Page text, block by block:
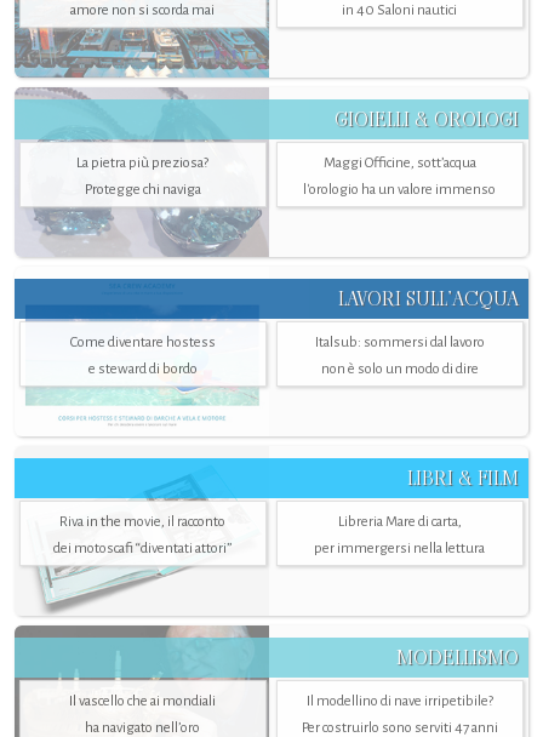
amore non si scorda mai
in 40 Saloni nautici
GIOIELLI & OROLOGI
La pietra più preziosa?
Protegge chi naviga
Maggi Officine, sott’acqua
l'orologio ha un valore immenso
LAVORI SULL’ACQUA
Come diventare hostess
e steward di bordo
Italsub: sommersi dal lavoro
non è solo un modo di dire
LIBRI & FILM
Riva in the movie, il racconto
dei motoscafi “diventati attori”
Libreria Mare di carta,
per immergersi nella lettura
MODELLISMO
Il vascello che ai mondiali
ha navigato nell’oro
Il modellino di nave irripetibile?
Per costruirlo sono serviti 47 anni